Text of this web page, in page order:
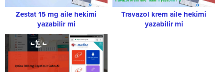
Zestat 15 mg aile hekimi
yazabilir mi
Travazol krem aile hekimi
yazabilir mi